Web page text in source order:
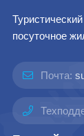
посуточное
Почта: